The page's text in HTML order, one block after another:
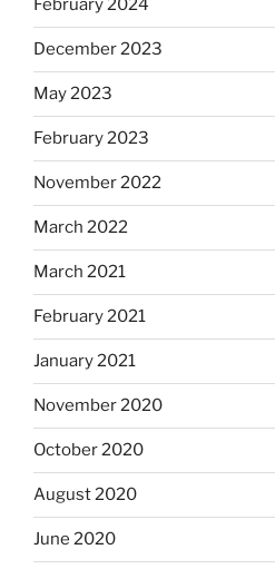
February 2024
December 2023
May 2023
February 2023
November 2022
March 2022
March 2021
February 2021
January 2021
November 2020
October 2020
August 2020
June 2020